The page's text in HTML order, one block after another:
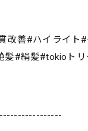
善#ハイライ
#絹髪#tokioト